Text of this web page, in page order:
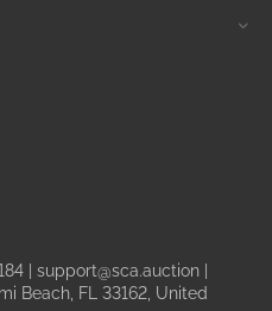
support@sca.auction
Beach, FL 33162, United